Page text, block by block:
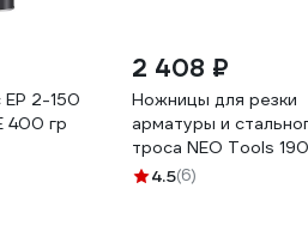
2-150
400 гр
2 408 ₽
Ножницы для резки
арматуры и
троса NEO Tools
01-512
4.5(6)